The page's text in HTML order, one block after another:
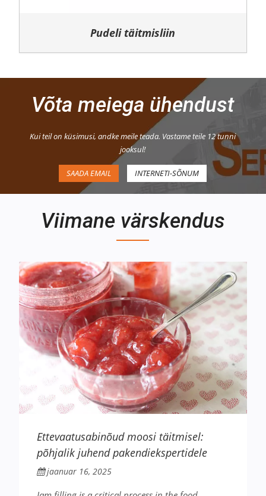
Pudeli täitmisliin
Võta meiega ühendust
Kui teil on küsimusi, andke meile teada. Vastame teile 12 tunni
jooksul!
SAADA EMAIL INTERNETI-SÕNUM
Viimane värskendus
Ettevaatusabinõud moosi täitmisel:
põhjalik juhend pakendiekspertidele
jaanuar 16, 2025